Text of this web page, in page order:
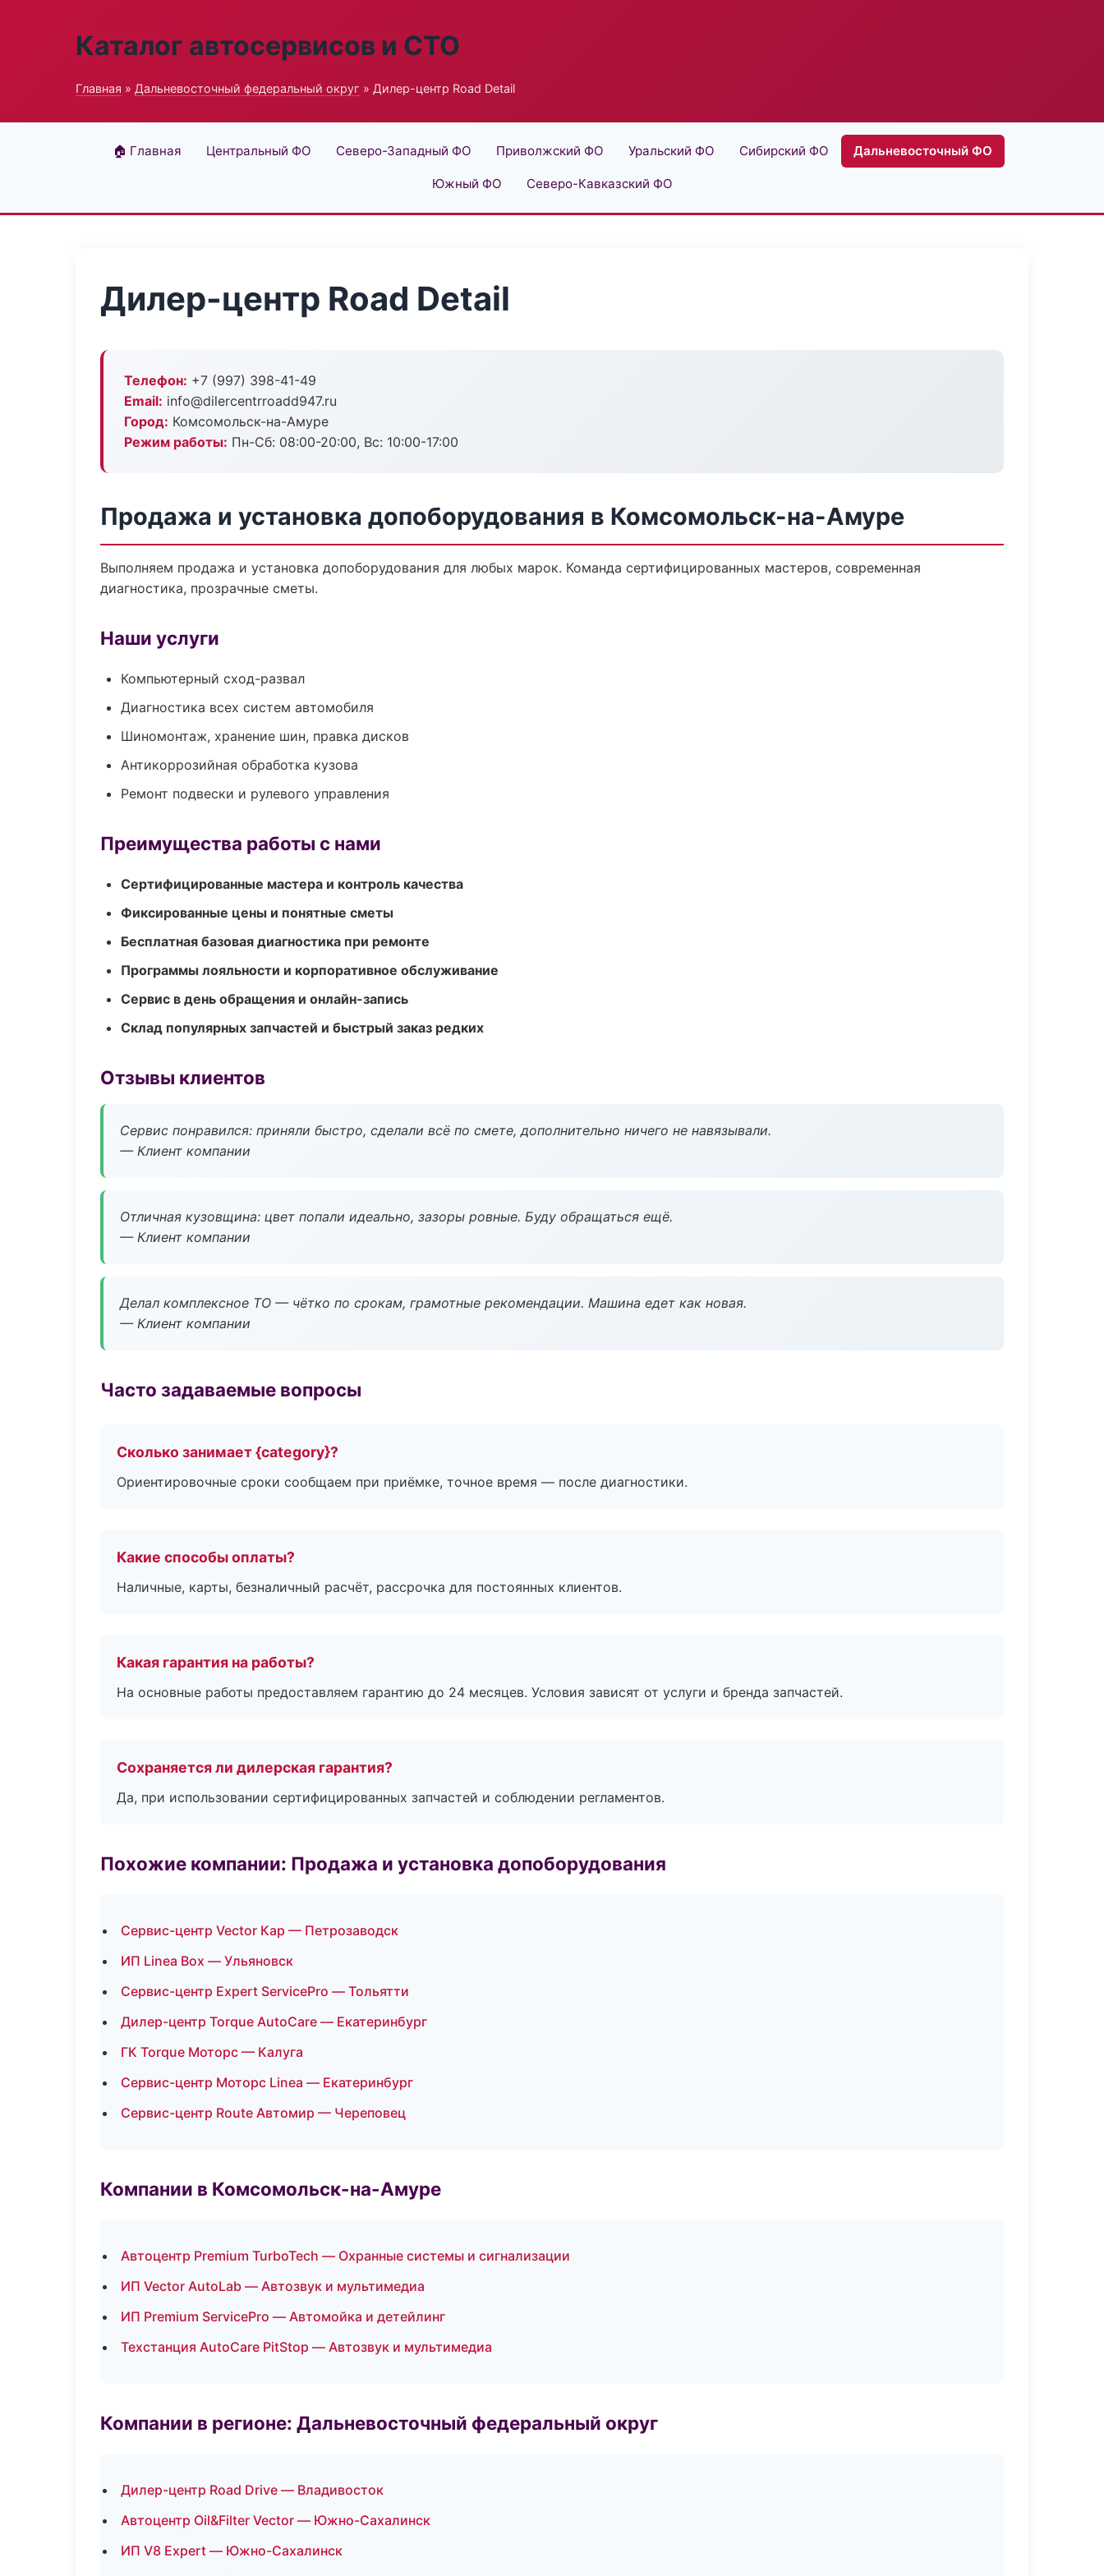
Каталог автосервисов и СТО
Главная » Дальневосточный федеральный округ » Дилер-центр Road Detail
🏠 Главная Центральный ФО Северо-Западный ФО Приволжский ФО Уральский ФО Сибирский ФО Дальневосточный ФО
Южный ФО Северо-Кавказский ФО
Дилер-центр Road Detail
Телефон: +7 (997) 398-41-49
Email: info@dilercentrroadd947.ru
Город: Комсомольск-на-Амуре
Режим работы: Пн-Сб: 08:00-20:00, Вс: 10:00-17:00
Продажа и установка допоборудования в Комсомольск-на-Амуре
Выполняем продажа и установка допоборудования для любых марок. Команда сертифицированных мастеров, современная
диагностика, прозрачные сметы.
Наши услуги
Компьютерный сход-развал
Диагностика всех систем автомобиля
Шиномонтаж, хранение шин, правка дисков
Антикоррозийная обработка кузова
Ремонт подвески и рулевого управления
Преимущества работы с нами
Сертифицированные мастера и контроль качества
Фиксированные цены и понятные сметы
Бесплатная базовая диагностика при ремонте
Программы лояльности и корпоративное обслуживание
Сервис в день обращения и онлайн-запись
Склад популярных запчастей и быстрый заказ редких
Отзывы клиентов
Сервис понравился: приняли быстро, сделали всё по смете, дополнительно ничего не навязывали.
— Клиент компании
Отличная кузовщина: цвет попали идеально, зазоры ровные. Буду обращаться ещё.
— Клиент компании
Делал комплексное ТО — чётко по срокам, грамотные рекомендации. Машина едет как новая.
— Клиент компании
Часто задаваемые вопросы
Сколько занимает {category}?
Ориентировочные сроки сообщаем при приёмке, точное время — после диагностики.
Какие способы оплаты?
Наличные, карты, безналичный расчёт, рассрочка для постоянных клиентов.
Какая гарантия на работы?
На основные работы предоставляем гарантию до 24 месяцев. Условия зависят от услуги и бренда запчастей.
Сохраняется ли дилерская гарантия?
Да, при использовании сертифицированных запчастей и соблюдении регламентов.
Похожие компании: Продажа и установка допоборудования
Сервис-центр Vector Кар — Петрозаводск
ИП Linea Box — Ульяновск
Сервис-центр Expert ServicePro — Тольятти
Дилер-центр Torque AutoCare — Екатеринбург
ГК Torque Моторс — Калуга
Сервис-центр Моторс Linea — Екатеринбург
Сервис-центр Route Автомир — Череповец
Компании в Комсомольск-на-Амуре
Автоцентр Premium TurboTech — Охранные системы и сигнализации
ИП Vector AutoLab — Автозвук и мультимедиа
ИП Premium ServicePro — Автомойка и детейлинг
Техстанция AutoCare PitStop — Автозвук и мультимедиа
Компании в регионе: Дальневосточный федеральный округ
Дилер-центр Road Drive — Владивосток
Автоцентр Oil&Filter Vector — Южно-Сахалинск
ИП V8 Expert — Южно-Сахалинск